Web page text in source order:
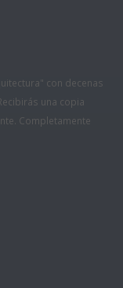
con decenas
una copia
Completamente